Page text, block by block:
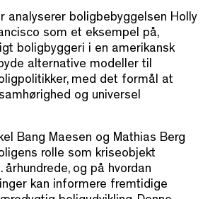
analyserer boligbebyggelsen Holly
som et eksempel på,
boligbyggeri i en amerikansk
alternative modeller til
med det formål at
og universel
Bang Maesen og Mathias Berg
rolle som kriseobjekt
og på hvordan
kan informere fremtidige